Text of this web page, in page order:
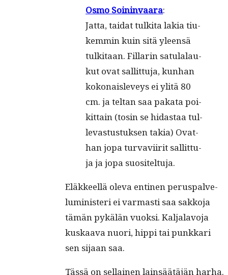
Osmo Soi­nin­vaa­ra:
Jat­ta, tai­dat tul­ki­ta lakia tiu­
kem­min kuin sitä yleen­sä
tul­ki­taan. Fil­la­rin satu­la­lau­
kut ovat sal­lit­tu­ja, kun­han
koko­nais­le­veys ei yli­tä 80
cm. ja tel­tan saa paka­ta poi­
kit­tain (tosin se hidas­taa tul­
le­vas­tus­tuk­sen takia) Ovat­
han jopa tur­va­vii­rit sal­lit­tu­
ja ja jopa suositeltuja.
Eläk­keel­lä ole­va enti­nen perus­palve­
lu­min­is­teri ei var­masti saa sakko­ja
tämän pykälän vuok­si. Kal­jalavo­ja
kuskaa­va nuori, hip­pi tai punkkari
sen sijaan saa.
Tässä on sel­l­ainen lain­säätäjän harha.